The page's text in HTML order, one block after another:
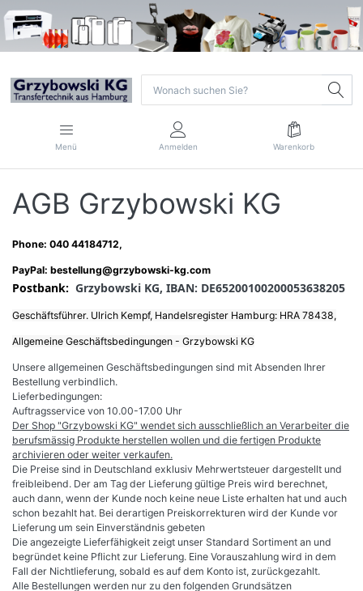
Menü Anmelden Warenkorb
AGB Grzybowski KG
Phone: 040 44184712,
PayPal: bestellung@grzybowski-kg.com
Postbank: Grzybowski KG, IBAN: DE65200100200053638205
Geschäftsführer. Ulrich Kempf, Handelsregister Hamburg: HRA 78438,
Allgemeine Geschäftsbedingungen - Grzybowski KG
Unsere allgemeinen Geschäftsbedingungen sind mit Absenden Ihrer
Bestellung verbindlich.
Lieferbedingungen:
Auftragsservice von 10.00-17.00 Uhr
Der Shop "Grzybowski KG" wendet sich ausschließlich an Verarbeiter die
berufsmässig Produkte herstellen wollen und die fertigen Produkte
archivieren oder weiter verkaufen.
Die Preise sind in Deutschland exklusiv Mehrwertsteuer dargestellt und
freibleibend. Der am Tag der Lieferung gültige Preis wird berechnet,
auch dann, wenn der Kunde noch keine neue Liste erhalten hat und auch
schon bezahlt hat. Bei derartigen Preiskorrekturen wird der Kunde vor
Lieferung um sein Einverständnis gebeten
Die angezeigte Lieferfähigkeit zeigt unser Standard Sortiment an und
begründet keine Pflicht zur Lieferung. Eine Vorauszahlung wird in dem
Fall der Nichtlieferung, sobald es auf dem Konto ist, zurückgezahlt.
Alle Bestellungen werden nur zu den folgenden Grundsätzen